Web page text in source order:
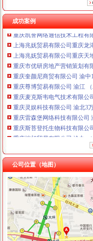
成功案例
重庆斯苔登托生物科技有限公
重庆恺昶贸易有限公司 渝九 （
重庆凯誉网络通信技术工程有
上海兆妩贸易有限公司重庆龙
上海兆妩贸易有限公司重庆天
重庆市优研房地产营销策划有
重庆奎颜尼商贸有限公司 渝中
重庆尊博贸易有限公司 渝江 （
重庆麦克斯韦电气技术有限公
重庆灵娱科技有限公司 渝北3
重庆雷森堡网络科技有限公司
重庆斯苔登托生物科技有限公
重庆恺昶贸易有限公司 渝九 （
重庆凯誉网络通信技术工程有
上海兆妩贸易有限公司重庆龙
上海兆妩贸易有限公司重庆天
公司位置（地图）
长安福特
长安福汽车有限公司招聘_长
长安福车友论坛